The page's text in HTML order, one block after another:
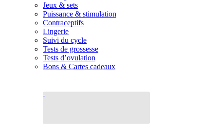
Jeux & sets
Puissance & stimulation
Contraceptifs
Lingerie
Suivi du cycle
Tests de grossesse
Tests d’ovulation
Bons & Cartes cadeaux